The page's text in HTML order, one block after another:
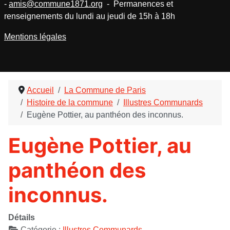
Accueil
La Commune de Paris
Histoire de la commune
Illustres Communards
Eugène Pottier, au panthéon des inconnus.
Eugène Pottier, au
panthéon des
inconnus.
Détails
- amis@commune1871.org - Permanences et
renseignements du lundi au jeudi de 15h à 18h
Mentions légales